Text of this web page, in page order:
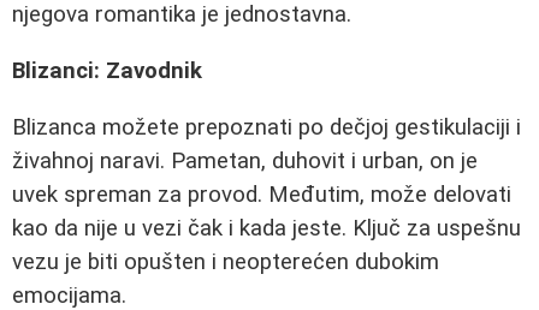
njegova romantika je jednostavna.
Blizanci: Zavodnik
Blizanca možete prepoznati po dečjoj gestikulaciji i
živahnoj naravi. Pametan, duhovit i urban, on je
uvek spreman za provod. Međutim, može delovati
kao da nije u vezi čak i kada jeste. Ključ za uspešnu
vezu je biti opušten i neopterećen dubokim
emocijama.